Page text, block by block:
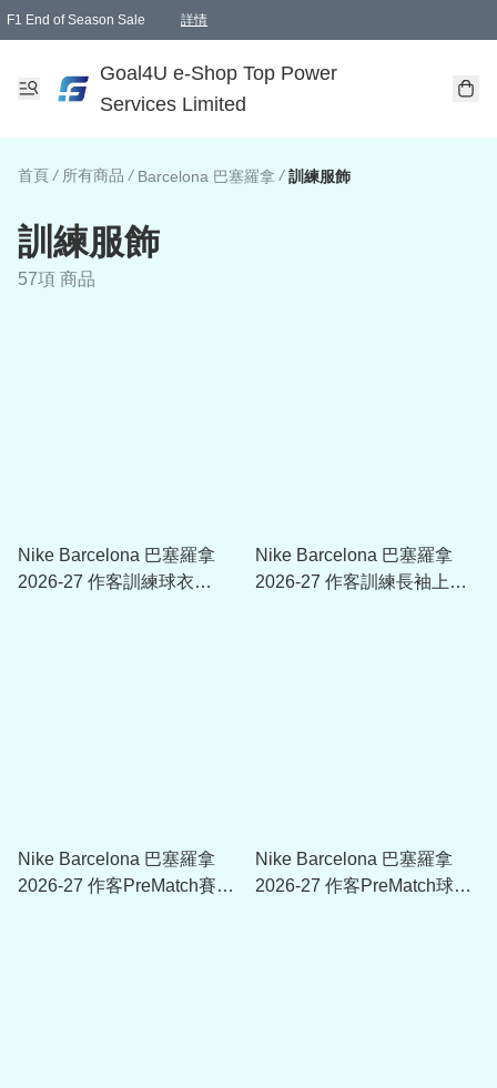
F1 End of Season Sale 詳情
Goal4U e-Shop Top Power
Services Limited
首頁 / 所有商品 / Barcelona 巴塞羅拿 / 訓練服飾
訓練服飾
57項 商品
Nike Barcelona 巴塞羅拿
2026-27 作客訓練球衣
Nike Barcelona 巴塞羅拿
2026-27 作客訓練長袖上衣
Nike Barcelona 巴塞羅拿
2026-27 作客PreMatch賽前
Nike Barcelona 巴塞羅拿
2026-27 作客PreMatch球衣